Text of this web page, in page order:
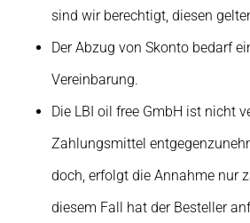
sind wir berechtigt, diesen
Der Abzug von Skonto bedarf
Vereinbarung.
Die LBI oil free GmbH ist nicht
Zahlungsmittel
doch, erfolgt die Annahme nur
diesem Fall hat der Besteller